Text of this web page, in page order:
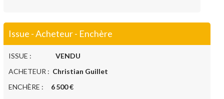
Issue - Acheteur - Enchère
ISSUE : VENDU
ACHETEUR : Christian Guillet
ENCHÈRE : 6 500 €